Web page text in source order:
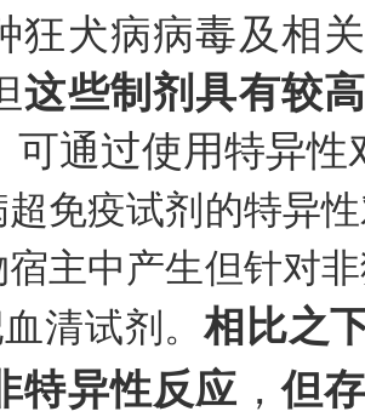
狂犬病病毒及相
这些制剂具有较
可通过使用特异性
免疫试剂的特异
宿主中产生但针对
清试剂。 相比之
特异性反应 ，但